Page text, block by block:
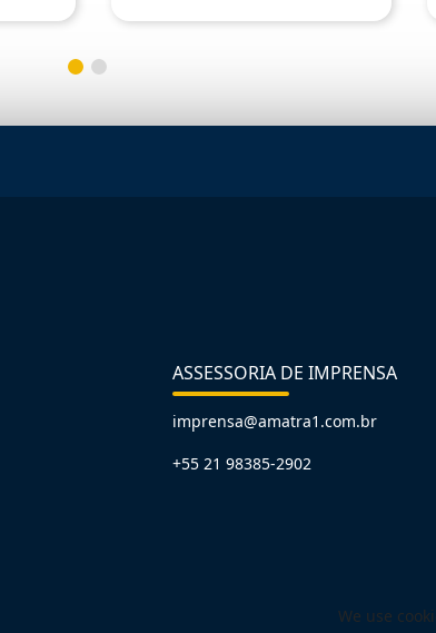
ASSESSORIA DE IMPRENSA
imprensa@amatra1.com.br
+55 21 98385-2902
We use